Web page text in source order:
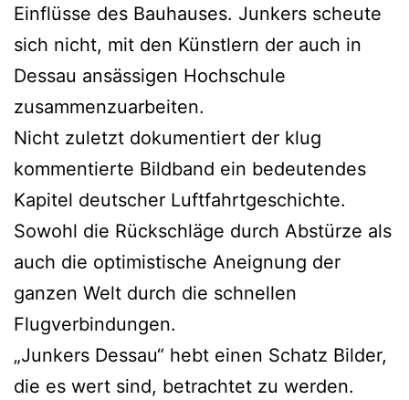
Einflüsse des Bauhauses. Junkers scheute
sich nicht, mit den Künstlern der auch in
Dessau ansässigen Hochschule
zusammenzuarbeiten.
Nicht zuletzt dokumentiert der klug
kommentierte Bildband ein bedeutendes
Kapitel deutscher Luftfahrtgeschichte.
Sowohl die Rückschläge durch Abstürze als
auch die optimistische Aneignung der
ganzen Welt durch die schnellen
Flugverbindungen.
„Junkers Dessau“ hebt einen Schatz Bilder,
die es wert sind, betrachtet zu werden.